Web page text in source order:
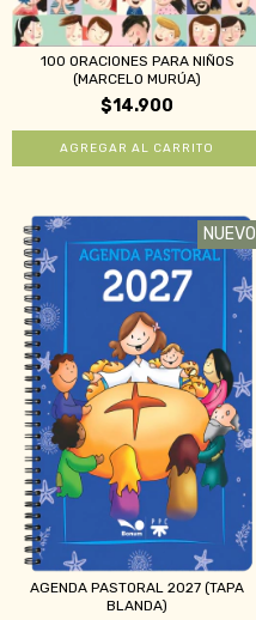
100 ORACIONES PARA NIÑOS
(MARCELO MURÚA)
$14.900
NUEVO
AGENDA PASTORAL 2027 (TAPA
BLANDA)